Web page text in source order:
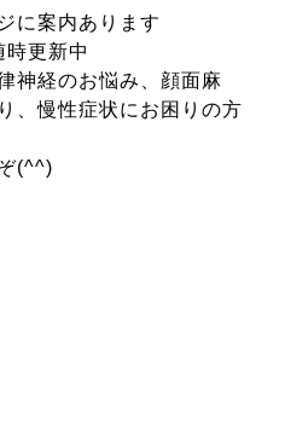
に案内あります
更新中
神経のお悩み、顔面麻
、慢性症状にお困りの方
(^^)